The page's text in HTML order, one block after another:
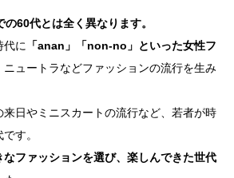
の60代とは全く異なります。
代に
「anan」「non-no」といった女性フ
ニュートラなどファッションの流行を生み
日やミニスカートの流行など、若者が時
す。
ファッションを選び、楽しんできた世代